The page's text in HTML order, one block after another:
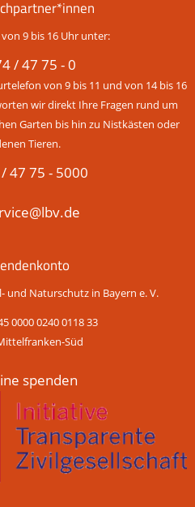
9 bis 16 Uhr unter:
/ 47 75 - 0
von 9 bis 11 und von 14 bis 16
wir direkt Ihre Fragen rund um
Garten bis hin zu Nistkästen oder
Tieren.
47 75 - 5000
und Naturschutz in Bayern e. V.
0000 0240 0118 33
Süd
spenden